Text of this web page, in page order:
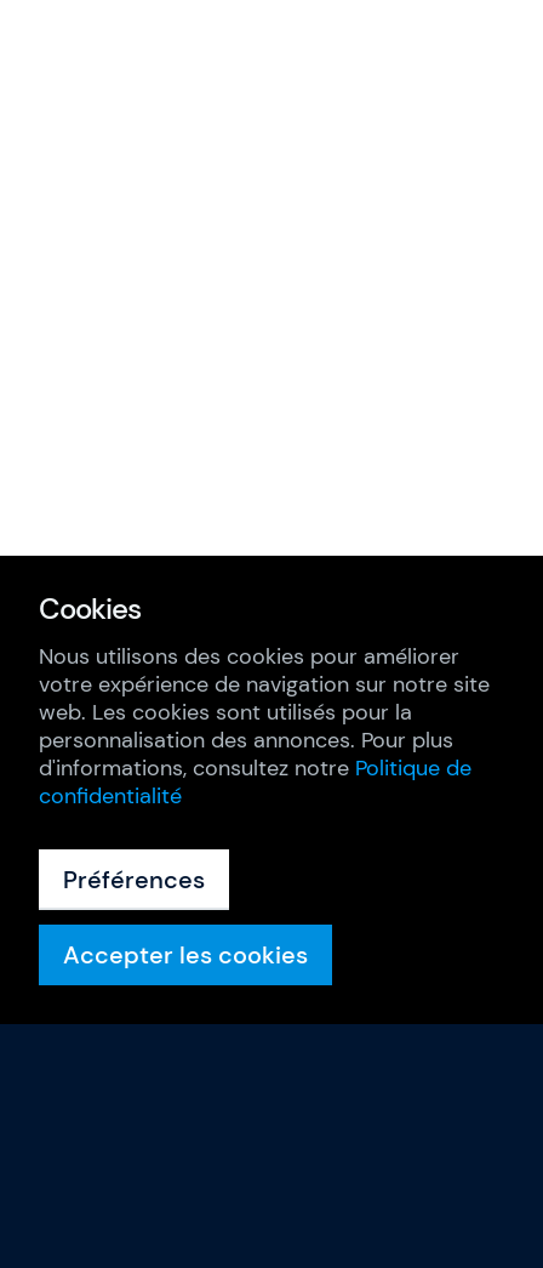
Cookies
Nous utilisons des cookies pour améliorer
votre expérience de navigation sur notre site
web. Les cookies sont utilisés pour la
personnalisation des annonces. Pour plus
d'informations, consultez notre Politique de
confidentialité
Préférences
Accepter les cookies